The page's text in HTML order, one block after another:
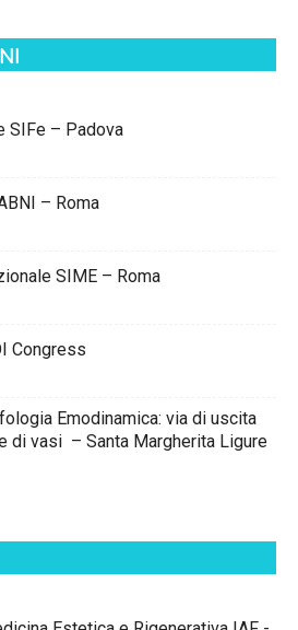
SIFe – Padova
– Roma
SIME – Roma
Congress
Emodinamica: via di uscita
di vasi – Santa Margherita Ligure